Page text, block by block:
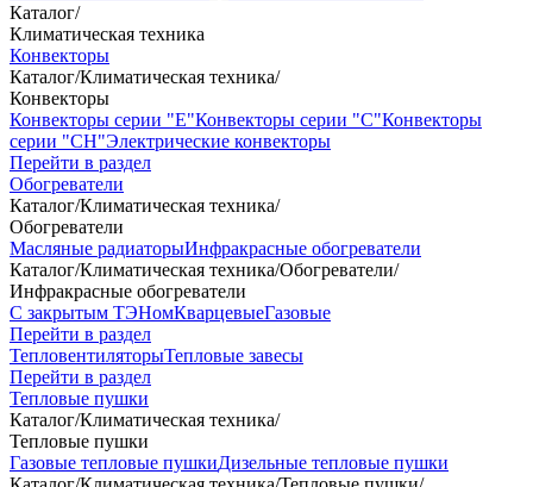
Каталог/
Климатическая техника
Конвекторы
Каталог/Климатическая техника/
Конвекторы
Конвекторы серии "Е"Конвекторы серии "С"Конвекторы
серии "СН"Электрические конвекторы
Перейти в раздел
Обогреватели
Каталог/Климатическая техника/
Обогреватели
Масляные радиаторыИнфракрасные обогреватели
Каталог/Климатическая техника/Обогреватели/
Инфракрасные обогреватели
С закрытым ТЭНомКварцевыеГазовые
Перейти в раздел
ТепловентиляторыТепловые завесы
Перейти в раздел
Тепловые пушки
Каталог/Климатическая техника/
Тепловые пушки
Газовые тепловые пушкиДизельные тепловые пушки